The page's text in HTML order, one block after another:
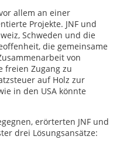
allem an einer
Projekte. JNF und
Schweden und die
die gemeinsame
von
freien Zugang zu
auf Holz zur
in den USA könnte
erörterten JNF und
drei Lösungsansätze: